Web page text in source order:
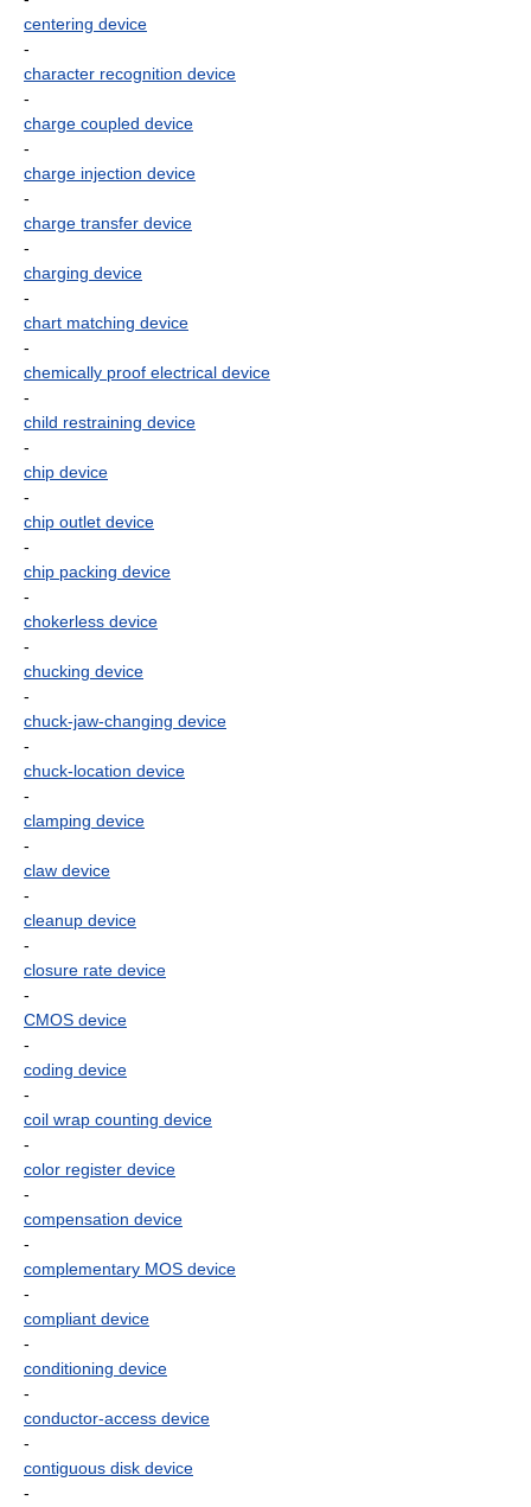
centering device
-
character recognition device
-
charge coupled device
-
charge injection device
-
charge transfer device
-
charging device
-
chart matching device
-
chemically proof electrical device
-
child restraining device
-
chip device
-
chip outlet device
-
chip packing device
-
chokerless device
-
chucking device
-
chuck-jaw-changing device
-
chuck-location device
-
clamping device
-
claw device
-
cleanup device
-
closure rate device
-
CMOS device
-
coding device
-
coil wrap counting device
-
color register device
-
compensation device
-
complementary MOS device
-
compliant device
-
conditioning device
-
conductor-access device
-
contiguous disk device
-